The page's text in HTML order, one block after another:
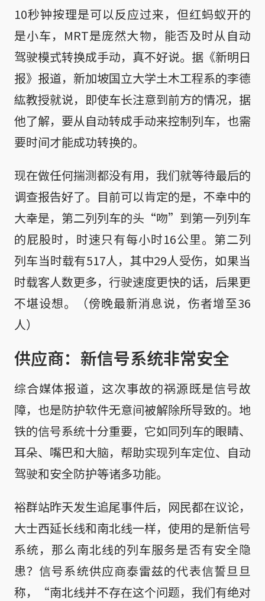
10秒钟按理是可以反应过来，但红蚂蚁开的
是小车，MRT是庞然大物，能否及时从自动
驾驶模式转换成手动，真不好说。据《新明日
报》报道，新加坡国立大学土木工程系的李德
紘教授就说，即使车长注意到前方的情况，据
他了解，要从自动转成手动来控制列车，也需
要时间才能成功转换的。
现在做任何揣测都没有用，我们就等待最后的
调查报告好了。目前可以肯定的是，不幸中的
大幸是，第二列列车的头“吻”到第一列列车
的屁股时，时速只有每小时16公里。第二列
列车当时载有517人，其中29人受伤，如果当
时载客人数更多，行驶速度更快的话，后果更
不堪设想。（傍晚最新消息说，伤者增至36
人）
供应商：新信号系统非常安全
综合媒体报道，这次事故的祸源既是信号故
障，也是防护软件无意间被解除所导致的。地
铁的信号系统十分重要，它如同列车的眼睛、
耳朵、嘴巴和大脑，帮助实现列车定位、自动
驾驶和安全防护等诸多功能。
裕群站昨天发生追尾事件后，网民都在议论，
大士西延长线和南北线一样，使用的是新信号
系统，那么南北线的列车服务是否有安全隐
患？信号系统供应商泰雷兹的代表信誓旦旦
称，“南北线并不存在这个问题，我们有绝对